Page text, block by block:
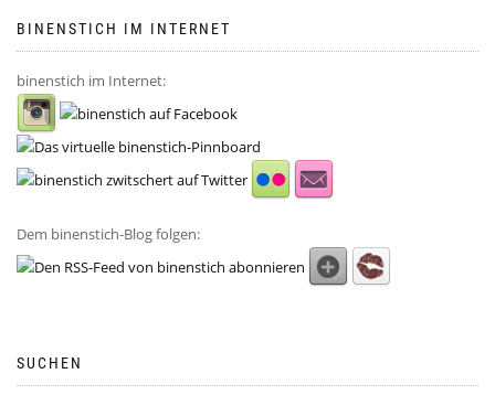
BINENSTICH IM INTERNET
binenstich im Internet:
Dem binenstich-Blog folgen:
SUCHEN